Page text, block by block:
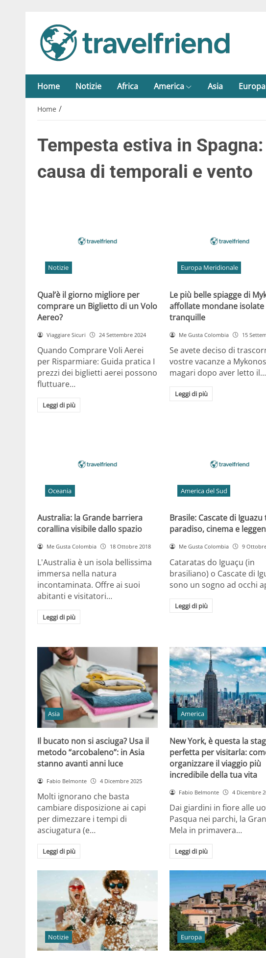
Home Notizie Africa America Asia Europa
Home /
Tempesta estiva in
causa di temporali e vento
Notizie
Qual’è il giorno migliore per
comprare un Biglietto di un Volo
Aereo?
Viaggiare Sicuri 24 Settembre 2024
Quando Comprare Voli Aerei
per Risparmiare: Guida pratica I
prezzi dei biglietti aerei possono
fluttuare…
Leggi di più
Europa Meridionale
Le più belle spiagge di
affollate mondane isolate
tranquille
Me Gusta Colombia 15
Se avete deciso di
vostre vacanze a
magari dopo aver letto il…
Leggi di più
Oceania
Australia: la Grande barriera
corallina visibile dallo spazio
Me Gusta Colombia 18 Ottobre 2018
L'Australia è un isola bellissima
immersa nella natura
incontaminata. Offre ai suoi
abitanti e visitatori…
Leggi di più
America del Sud
Brasile: Cascate di Iguazu
paradiso, cinema e
Me Gusta Colombia 9
Cataratas do Iguaçu (in
brasiliano) o Cascate di
sono un sogno ad occhi
Leggi di più
Asia
Il bucato non si asciuga? Usa il
metodo “arcobaleno”: in Asia
stanno avanti anni luce
Fabio Belmonte 4 Dicembre 2025
Molti ignorano che basta
cambiare disposizione ai capi
per dimezzare i tempi di
asciugatura (e…
Leggi di più
America
New York, è questa la
perfetta per visitarla:
organizzare il viaggio più
incredibile della tua vita
Fabio Belmonte 4 Dicembre
Dai giardini in fiore alle
Pasqua nei parchi, la
Mela in primavera…
Leggi di più
Notizie Europa